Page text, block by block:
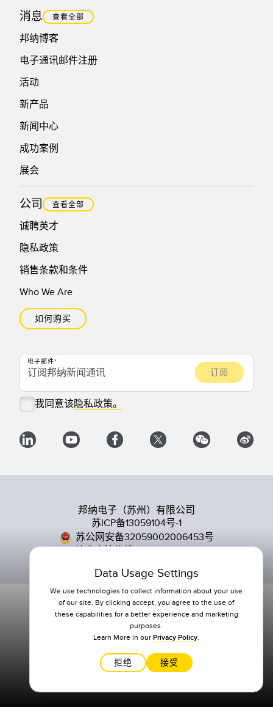
消息 查看全部
邦纳博客
电子通讯邮件注册
活动
新产品
新闻中心
成功案例
展会
公司 查看全部
诚聘英才
隐私政策
销售条款和条件
Who We Are
如何购买
电子邮件
我同意该隐私政策。
邦纳电子（苏州）有限公司
苏ICP备13059104号-1
苏公网安备32059002006453号
技术支持热线 400-630-6336
Data Usage Settings
We use technologies to collect information about your use
of our site. By clicking accept, you agree to the use of
these capabilities for a better experience and marketing
purposes.
Learn More in our Privacy Policy.
拒绝 接受